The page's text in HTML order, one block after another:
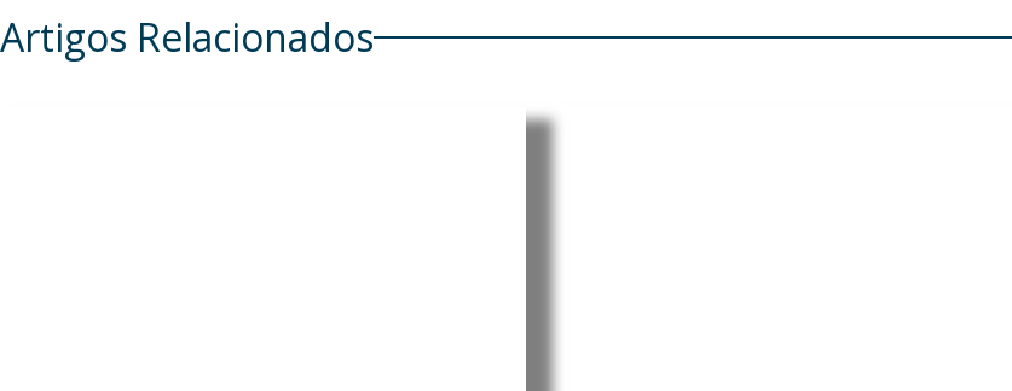
Artigos Relacionados